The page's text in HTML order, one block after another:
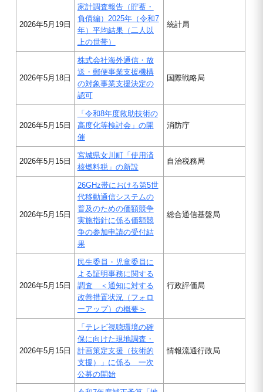
2026年5月19日
家計調査報告（貯蓄・
負債編）2025年（令和7
年）平均結果（二人以
上の世帯）
統計局
2026年5月18日
株式会社海外通信・放
送・郵便事業支援機構
の対象事業支援決定の
認可
国際戦略局
2026年5月15日
「令和8年度救助技術の
高度化等検討会」の開
催
消防庁
2026年5月15日
宮城県女川町「使用済
核燃料税」の新設
自治税務局
2026年5月15日
26GHz帯における第5世
代移動通信システムの
普及のための価額競争
実施指針に係る価額競
争の参加申請の受付結
果
総合通信基盤局
2026年5月15日
民生委員・児童委員に
よる証明事務に関する
調査 ＜通知に対する
改善措置状況（フォロ
ーアップ）の概要＞
行政評価局
2026年5月15日
「テレビ視聴環境の確
保に向けた現地調査・
計画策定支援（技術的
支援）」に係る 一次
公募の開始
情報流通行政局